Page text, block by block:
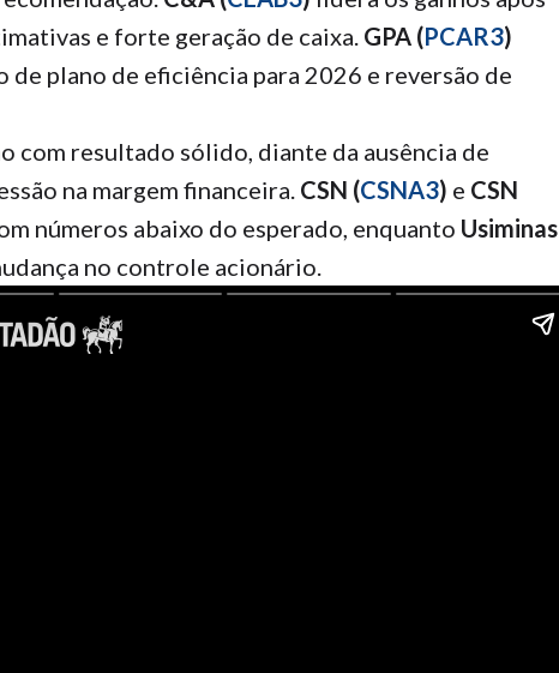
e forte geração de caixa. GPA (PCAR3)
de plano de eficiência para 2026 e reversão de
com resultado sólido, diante da ausência de
na margem financeira. CSN (CSNA3) e CSN
números abaixo do esperado, enquanto Usiminas
no controle acionário.